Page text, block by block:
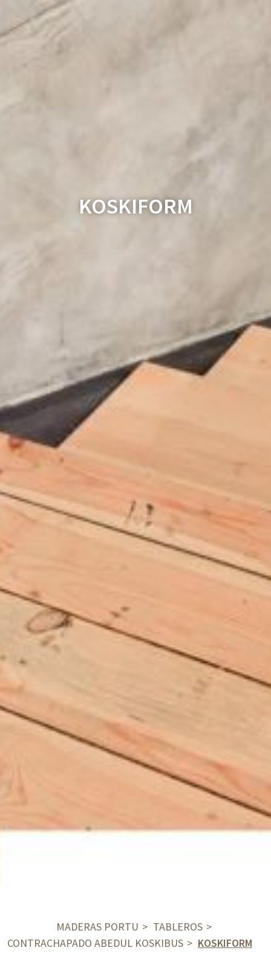
KOSKIFORM
MADERAS PORTU
TABLEROS
CONTRACHAPADO ABEDUL KOSKIBUS
KOSKIFORM